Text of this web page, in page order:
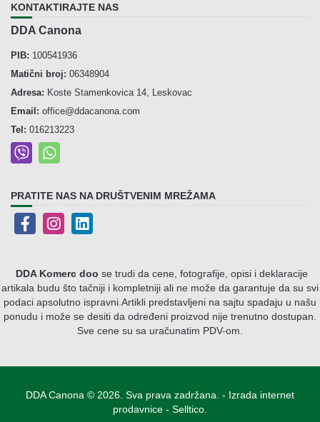
KONTAKTIRAJTE NAS
DDA Canona
PIB: 100541936
Matični broj: 06348904
Adresa: Koste Stamenkovica 14, Leskovac
Email: office@ddacanona.com
Tel: 016213223
PRATITE NAS NA DRUŠTVENIM MREŽAMA
DDA Komerc doo se trudi da cene, fotografije, opisi i deklaracije
artikala budu što tačniji i kompletniji ali ne može da garantuje da su svi
podaci apsolutno ispravni. Artikli predstavljeni na sajtu spadaju u našu
ponudu i može se desiti da određeni proizvod nije trenutno dostupan.
Sve cene su sa uračunatim PDV-om.
DDA Canona © 2026. Sva prava zadržana. - Izrada internet
prodavnice - Selltico.